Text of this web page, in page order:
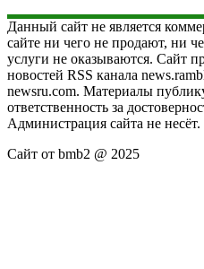
Данный сайт не является
сайте ни чего не продают, ни
услуги не оказываются. Сайт
новостей RSS канала
newsru.com. Материалы
ответственность за
Администрация сайта не несёт.
Сайт от bmb2 @ 2025